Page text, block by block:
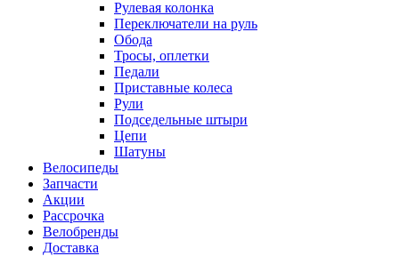
Рулевая колонка
Переключатели на руль
Обода
Тросы, оплетки
Педали
Приставные колеса
Рули
Подседельные штыри
Цепи
Шатуны
Велосипеды
Запчасти
Акции
Рассрочка
Велобренды
Доставка